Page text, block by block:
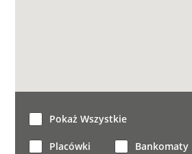
Pokaż Wszystkie
Placówki Bankomaty